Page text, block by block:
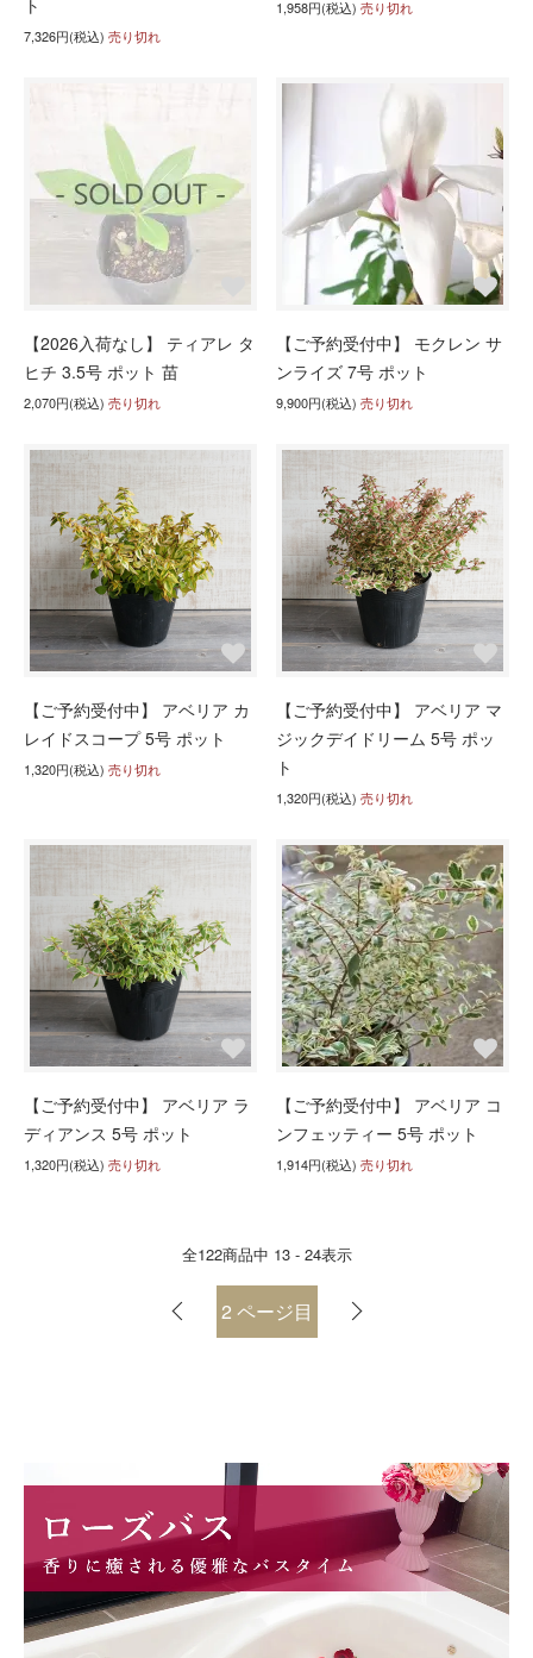
ト
7,326円(税込) 売り切れ
1,958円(税込) 売り切れ
【2026入荷なし】 ティアレ タ
ヒチ 3.5号 ポット 苗
2,070円(税込) 売り切れ
【ご予約受付中】 モクレン サ
ンライズ 7号 ポット
9,900円(税込) 売り切れ
【ご予約受付中】 アベリア カ
レイドスコープ 5号 ポット
1,320円(税込) 売り切れ
【ご予約受付中】 アベリア マ
ジックデイドリーム 5号 ポッ
ト
1,320円(税込) 売り切れ
【ご予約受付中】 アベリア ラ
ディアンス 5号 ポット
1,320円(税込) 売り切れ
【ご予約受付中】 アベリア コ
ンフェッティー 5号 ポット
1,914円(税込) 売り切れ
全122商品中 13 - 24表示
2 ページ目